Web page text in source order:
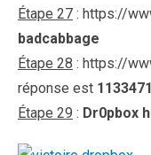
Étape 27 : https://
badcabbage
Étape 28 : https://
réponse est
Étape 29 : Dr0pbox